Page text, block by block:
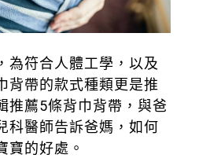
為符合人體工學，以及
背帶的款式種類更是推
推薦5條背巾背帶，與爸
科醫師告訴爸媽，如何
寶的好處。